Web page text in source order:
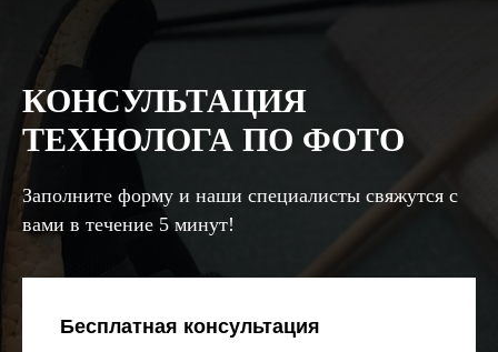
КОНСУЛЬТАЦИЯ
ТЕХНОЛОГА ПО ФОТО
Заполните форму и наши специалисты свяжутся с
вами в течение 5 минут!
Бесплатная консультация